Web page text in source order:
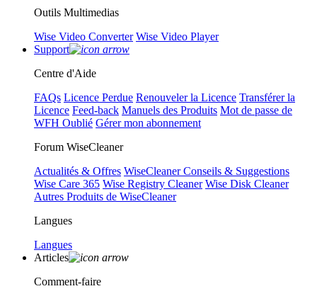
Outils Multimedias
Wise Video Converter Wise Video Player
Support
Centre d'Aide
FAQs Licence Perdue Renouveler la Licence Transférer la
Licence Feed-back Manuels des Produits Mot de passe de
WFH Oublié Gérer mon abonnement
Forum WiseCleaner
Actualités & Offres WiseCleaner Conseils & Suggestions
Wise Care 365 Wise Registry Cleaner Wise Disk Cleaner
Autres Produits de WiseCleaner
Langues
Langues
Articles
Comment-faire